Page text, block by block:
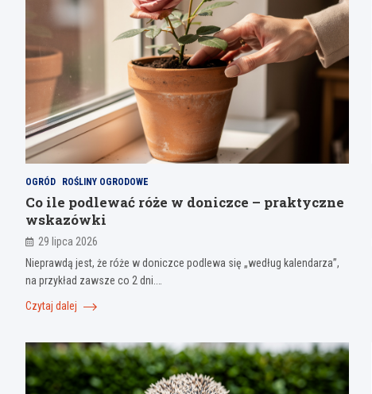
OGRÓD ROŚLINY OGRODOWE
Co ile podlewać róże w doniczce – praktyczne
wskazówki
29 lipca 2026
Nieprawdą jest, że róże w doniczce podlewa się „według kalendarza”,
na przykład zawsze co 2 dni.…
Czytaj dalej